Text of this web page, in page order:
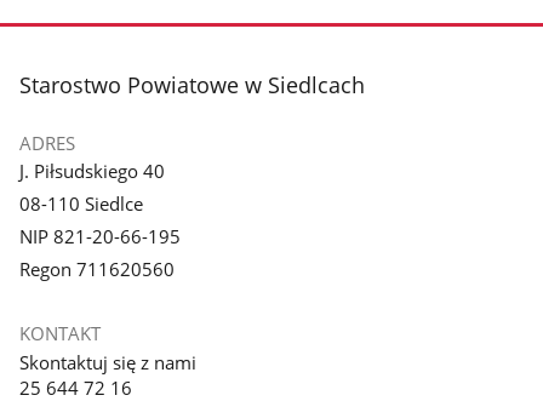
stopka
Starostwo Powiatowe w Siedlcach
ADRES
J. Piłsudskiego 40
08-110 Siedlce
NIP 821-20-66-195
Regon 711620560
KONTAKT
Skontaktuj się z nami
25 644 72 16